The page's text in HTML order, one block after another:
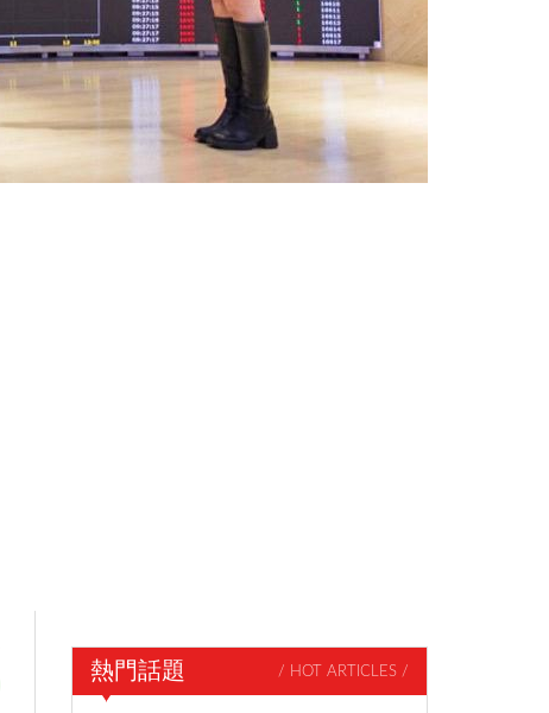
熱門話題 / HOT ARTICLES /